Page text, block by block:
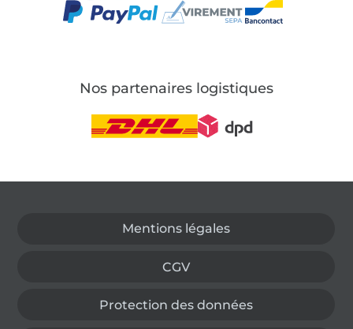
Nos partenaires logistiques
Mentions légales
CGV
Protection des données